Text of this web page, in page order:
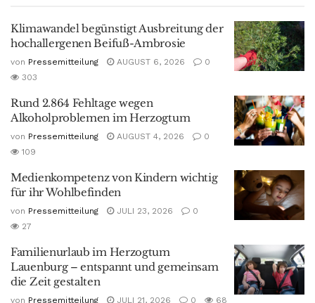
Klimawandel begünstigt Ausbreitung der
hochallergenen Beifuß-Ambrosie
von Pressemitteilung AUGUST 6, 2026
0
303
Rund 2.864 Fehltage wegen
Alkoholproblemen im Herzogtum
von Pressemitteilung AUGUST 4, 2026
0
109
Medienkompetenz von Kindern wichtig
für ihr Wohlbefinden
von Pressemitteilung JULI 23, 2026
0
27
Familienurlaub im Herzogtum
Lauenburg – entspannt und gemeinsam
die Zeit gestalten
von Pressemitteilung JULI 21, 2026 0 68